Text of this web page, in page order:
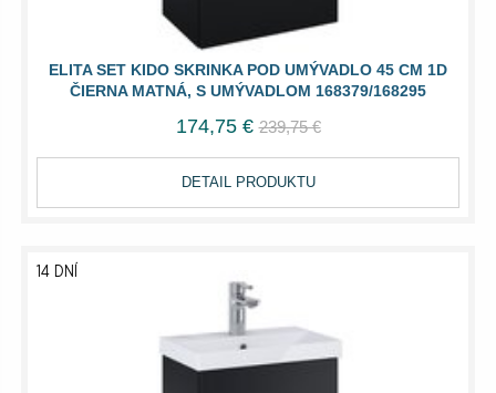
ELITA SET KIDO SKRINKA POD UMÝVADLO 45 CM 1D
ČIERNA MATNÁ, S UMÝVADLOM 168379/168295
174,75 € 239,75 €
DETAIL PRODUKTU
14 DNÍ